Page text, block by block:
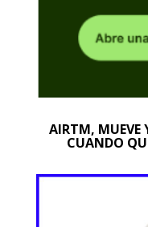
AIRTM, MUEVE
CUANDO